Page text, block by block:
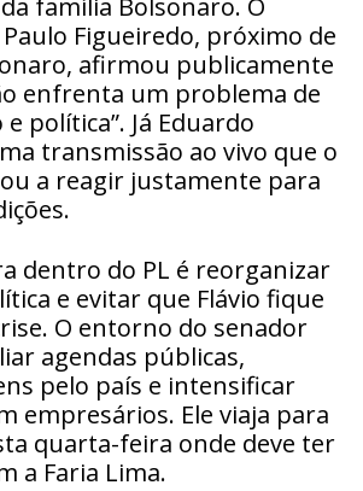
família Bolsonaro. O
Figueiredo, próximo de
afirmou publicamente
enfrenta um problema de
política”. Já Eduardo
transmissão ao vivo que o
a reagir justamente para
dentro do PL é reorganizar
e evitar que Flávio fique
O entorno do senador
agendas públicas,
pelo país e intensificar
empresários. Ele viaja para
quarta-feira onde deve ter
a Faria Lima.